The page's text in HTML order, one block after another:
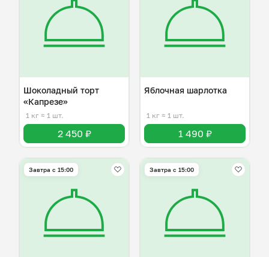
Шоколадный торт
«Капрезе»
1 кг ≈ 1 шт.
2 450 ₽
Яблочная шарлотка
1 кг ≈ 1 шт.
1 490 ₽
Завтра c 15:00 Завтра c 15:00